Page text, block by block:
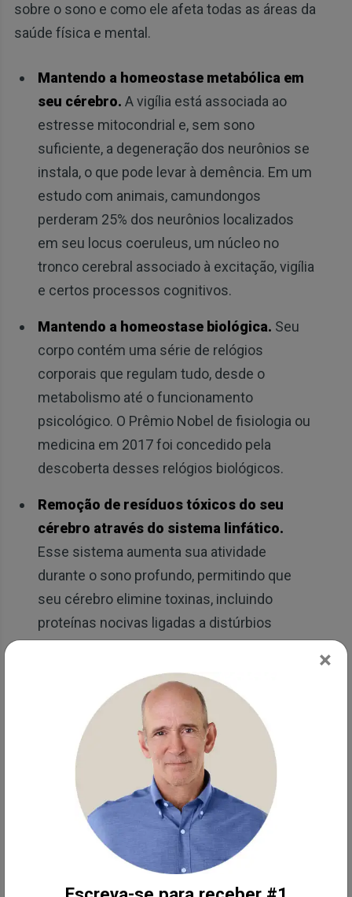
sobre o sono e como ele afeta todas as áreas da
saúde física e mental.
Mantendo a homeostase metabólica em
seu cérebro. A vigília está associada ao
estresse mitocondrial e, sem sono
suficiente, a degeneração dos neurônios se
instala, o que pode levar à demência. Em um
estudo com animais, camundongos
perderam 25% dos neurônios localizados
em seu locus coeruleus, um núcleo no
tronco cerebral associado à excitação, vigília
e certos processos cognitivos.
Mantendo a homeostase biológica. Seu
corpo contém uma série de relógios
corporais que regulam tudo, desde o
metabolismo até o funcionamento
psicológico. O Prêmio Nobel de fisiologia ou
medicina em 2017 foi concedido pela
descoberta desses relógios biológicos.
Remoção de resíduos tóxicos do seu
cérebro através do sistema linfático.
Esse sistema aumenta sua atividade
durante o sono profundo, permitindo que
seu cérebro elimine toxinas, incluindo
proteínas nocivas ligadas a distúrbios
Formação de memória e melhoria do
desempenho diurno.
Durante o sono, seu
cérebro se reúne e extrai significado dos
eventos do dia. Os sonhos também
desempenham um papel importante. Sonhar
com a prática de alguma atividade aumenta
o seu desempenho físico real nessa
atividade em até 10 vezes. No estado de
sonho, seu cérebro processa informações
×